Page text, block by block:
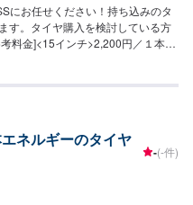
にお任せください！持ち込みのタ
す。タイヤ購入を検討している方
料金]<15インチ>2,200円／１本
ネルギーのタイヤ
-(-件)